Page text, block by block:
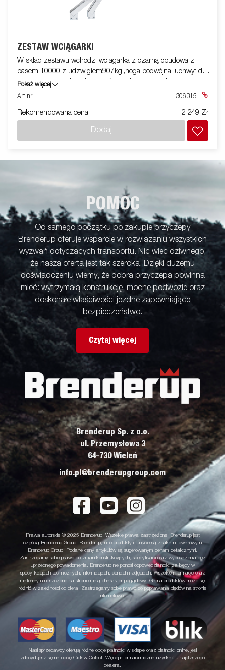
ZESTAW WCIĄGARKI
W skład zestawu wchodzi wciągarka z czarną obudową z
pasem 10000 z udzwigiem907kg.,noga podwójna, uchwyt do
zamocowania wciągarki,podwójna osłona szara dzioba w
kształcie literki V ,zestaw śrub do zamocowania na przyczepie
Pokaż więcej
Art nr
306315
Rekomendowana cena 2 249 Zł
Dodaj
POMOC
Od samego początku po zakupie przyczepy
Brenderup oferuje wsparcie w rozwiązaniu wszystkich
wyzwań dotyczących transportu. Nic więc dziwnego,
że nasza oferta jest tak szeroka. Dzięki dużemu
doświadczeniu wiemy, że dobra przyczepa powinna
mieć: wytrzymałą konstrukcję, mocne podwozie oraz
doskonałe właściwości jezdne zapewniające
bezpieczeństwo.
Czytaj więcej
Brenderup Sp. z o.o.
ul. Przemysłowa 3
64-730 Wieleń
info.pl@brenderupgroup.com
Prawa autorskie © 2025 Brenderup. Wszelkie prawa zastrzeżone. Brenderup jest
częścią Brenderup Group. Brenderup, inne produkty i funkcje są znakami towarowymi
Brenderup Group. Podane ceny artykułów są sugerowanymi cenami detalicznymi.
Zastrzegamy sobie prawo do zmian konstrukcyjnych, specyfikacji oraz wyposażenia bez
uprzedniego powiadomienia. Brenderup nie ponosi odpowiedzialności za błędy w
specyfikacjach technicznych, informacjach, cenach i zdjęciach. Wszelkie informacje oraz
materiały umieszczone na stronie mają charakter poglądowy. Gama produktów może się
różnić w zależności od dilera. Zastrzegamy sobie prawo do poprawiania błędów na stronie
internetowej.
Nasi sprzedawcy oferują różne opcje płatności w sklepie oraz płatności online, jeśli
zdecydujesz się na opcję Click & Collect. Więcej informacji można uzyskać u najbliższego
dealera.